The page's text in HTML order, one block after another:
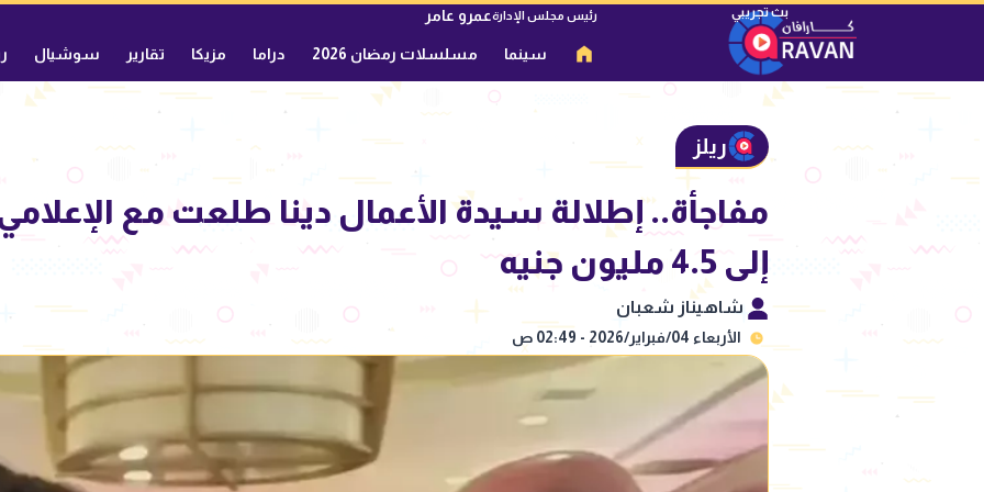
رئيس مجلس الإدارةعمرو عامر
سينما مسلسلات رمضان 2026 دراما مزيكا تقارير سوشيال
ريلز
مفاجأة.. إطلالة سيدة الأعمال دينا طلعت مع
إلى 4.5 مليون جنيه
شاهيناز شعبان
الأربعاء 04/فبراير/2026 - 02:49 ص